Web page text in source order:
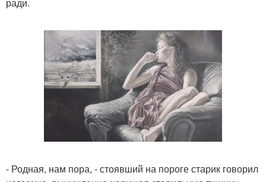
- Родная, нам пора, - стоявший на пороге старик говорил